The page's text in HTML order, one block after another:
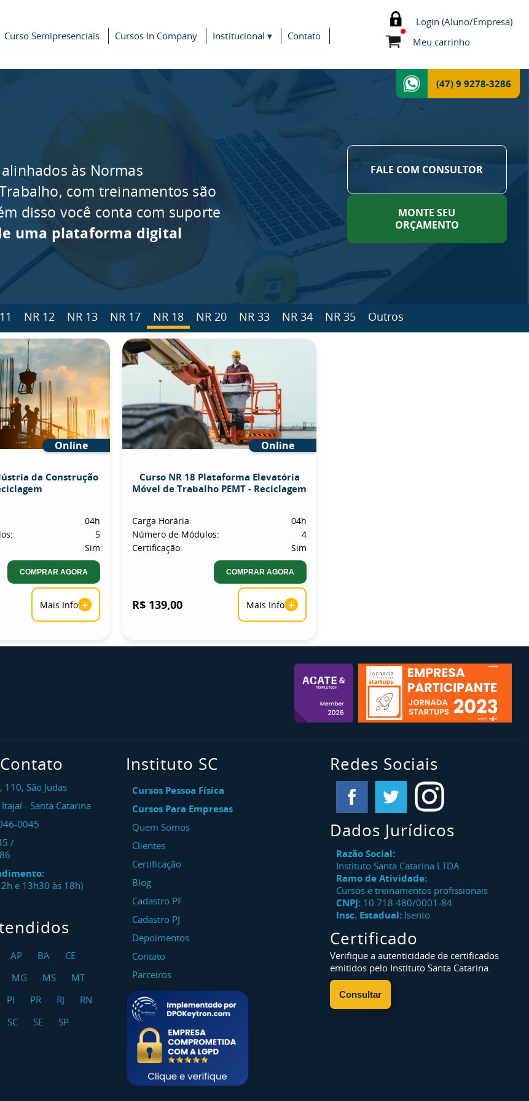
Curso Semipresenciais Cursos In Company Institucional ▾ Contato
Login (Aluno/Empresa)
Meu carrinho
(47) 9 9278-3286
às Normas
com treinamentos são
disso você conta com suporte
uma plataforma digital
FALE COM CONSULTOR
MONTE SEU
ORÇAMENTO
NR 12 NR 13 NR 17 NR 18 NR 20 NR 33 NR 34 NR 35 Outros
Online
da Construção
04h
5
Sim
COMPRAR AGORA
Mais Info +
Online
Curso NR 18 Plataforma Elevatória
Móvel de Trabalho PEMT - Reciclagem
Carga Horária:
04h
Número de Módulos:
4
Certificação:
Sim
COMPRAR AGORA
R$ 139,00 Mais Info +
110, São Judas
Itajaí - Santa Catarina
0045
/
e 13h30 às 18h)
AP BA
CE
MG MS
MT
PI PR RJ
RN
SC SE
SP
Instituto SC
Cursos Pessoa Física
Cursos Para Empresas
Quem Somos
Clientes
Certificação
Blog
Cadastro PF
Cadastro PJ
Depoimentos
Contato
Parceiros
Redes Sociais
Dados Jurídicos
Razão Social:
Instituto Santa Catarina LTDA
Ramo de Atividade:
Cursos e treinamentos profissionais
CNPJ: 10.718.480/0001-84
Insc. Estadual: Isento
Certificado
Verifique a autenticidade de certificados
emitidos pelo Instituto Santa Catarina.
Consultar